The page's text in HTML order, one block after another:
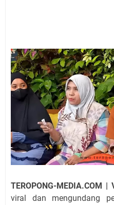
TEROPONG-MEDIA.COM |
viral dan mengundang